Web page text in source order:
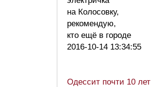
на Колосовку,
рекомендую,
кто ещё в городе
2016-10-14 13:34:55
Одессит почти 10 лет